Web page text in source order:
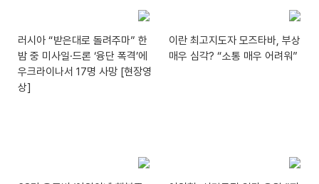
러시아 “받은대로 돌려주마” 한
밤 중 미사일·드론 ‘융단 폭격’에
우크라이나서 17명 사망 [현장영
상]
이란 최고지도자 모즈타바, 부상
매우 심각? “소통 매우 어려워”